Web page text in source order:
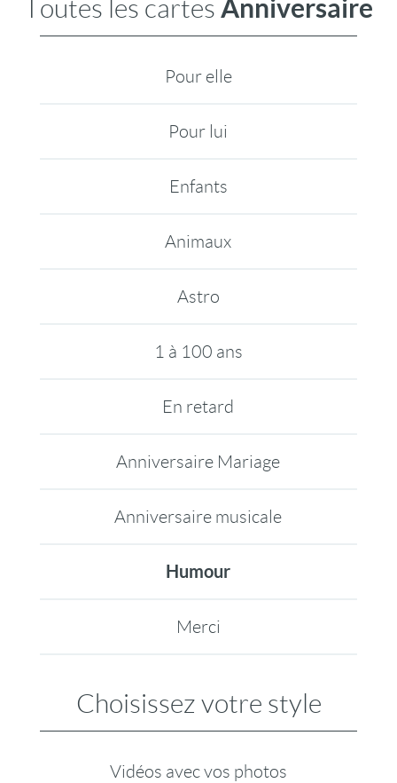
Toutes les cartes Anniversaire
Pour elle
Pour lui
Enfants
Animaux
Astro
1 à 100 ans
En retard
Anniversaire Mariage
Anniversaire musicale
Humour
Merci
Choisissez votre style
Vidéos avec vos photos